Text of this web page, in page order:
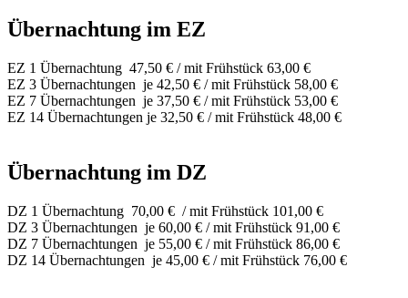
Übernachtung im EZ
EZ 1 Übernachtung 47,50 € / mit Frühstück 63,00 €
EZ 3 Übernachtungen je 42,50 € / mit Frühstück 58,00 €
EZ 7 Übernachtungen je 37,50 € / mit Frühstück 53,00 €
EZ 14 Übernachtungen je 32,50 € / mit Frühstück 48,00 €
Übernachtung im DZ
DZ 1 Übernachtung 70,00 € / mit Frühstück 101,00 €
DZ 3 Übernachtungen je 60,00 € / mit Frühstück 91,00 €
DZ 7 Übernachtungen je 55,00 € / mit Frühstück 86,00 €
DZ 14 Übernachtungen je 45,00 € / mit Frühstück 76,00 €